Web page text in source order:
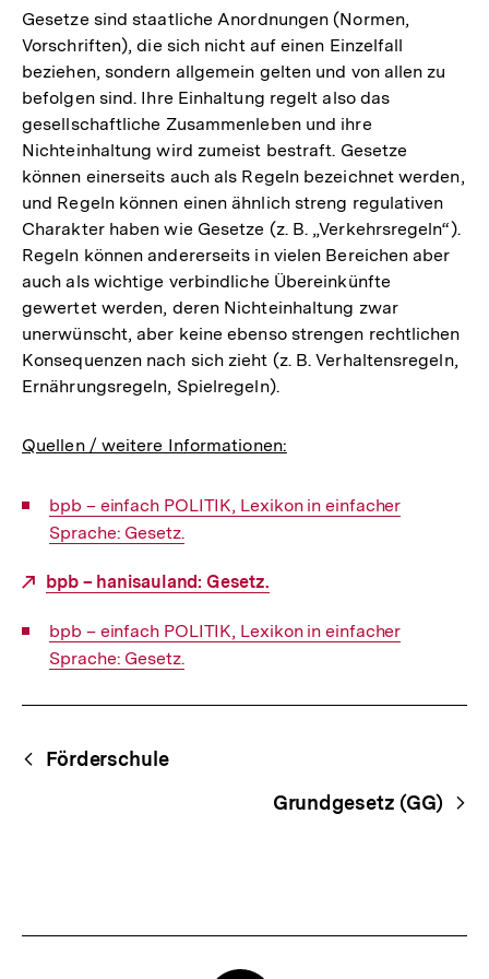
Gesetze sind staatliche Anordnungen (Normen,
Vorschriften), die sich nicht auf einen Einzelfall
beziehen, sondern allgemein gelten und von allen zu
befolgen sind. Ihre Einhaltung regelt also das
gesellschaftliche Zusammenleben und ihre
Nichteinhaltung wird zumeist bestraft. Gesetze
können einerseits auch als Regeln bezeichnet werden,
und Regeln können einen ähnlich streng regulativen
Charakter haben wie Gesetze (z. B. „Verkehrsregeln“).
Regeln können andererseits in vielen Bereichen aber
auch als wichtige verbindliche Übereinkünfte
gewertet werden, deren Nichteinhaltung zwar
unerwünscht, aber keine ebenso strengen rechtlichen
Konsequenzen nach sich zieht (z. B. Verhaltensregeln,
Ernährungsregeln, Spielregeln).
Quellen / weitere Informationen:
Interner
Link:
bpb – einfach POLITIK, Lexikon in einfacher
Sprache: Gesetz.
Externer
bpb – hanisauland: Gesetz.
Interner
Link:
bpb – einfach POLITIK, Lexikon in einfacher
Sprache: Gesetz.
Begriffsnavigation
Content-
Navigation
Förderschule
Grundgesetz (GG)